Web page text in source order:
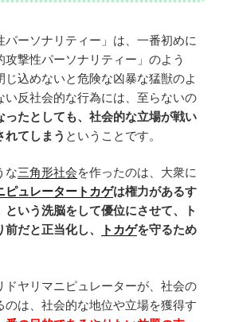
パーソナリティー」は、一番初めに
攻撃性パーソナリティー」のよう
じ込めないと危険な凶暴な猛獣のよ
い反社会的な行為には、至らないの
ったとしても、社会的な立場が戦い
れてしまう ということです。
な三角形社会を作ったのは、大衆に
ピュレータートカゲは権力があるす
という洗脳をして優位にさせて、ト
だと正当化し、
トカゲを守るため
ドヤリマニピュレーターが、社会の
のは、社会的な地位や立場を獲得す